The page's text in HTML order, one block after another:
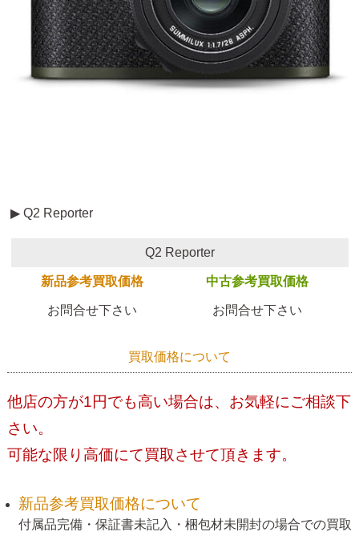
▶ Q2 Reporter
Q2 Reporter
新品参考買取価格 中古参考買取価格
お問合せ下さい お問合せ下さい
買取価格について
他店の方が1円でも高い場合は、お気軽にご相談下
さい。
可能な限り高価にて買取させて頂きます。
新品参考買取価格について
付属品完備・保証書未記入・梱包材未開封の場合での買取